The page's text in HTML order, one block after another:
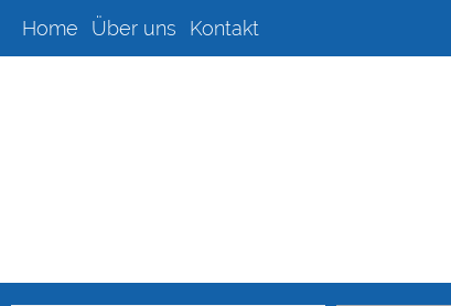
Home Über uns Kontakt